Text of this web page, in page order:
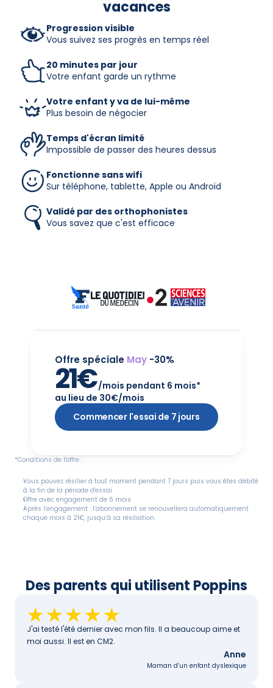
vacances
Progression visible
Vous suivez ses progrès en temps réel
20 minutes par jour
Votre enfant garde un rythme
Votre enfant y va de lui-même
Plus besoin de négocier
Temps d'écran limité
Impossible de passer des heures dessus
Fonctionne sans wifi
Sur téléphone, tablette, Apple ou Android
Validé par des orthophonistes
Vous savez que c'est efficace
Offre spéciale May -30%
au lieu de 30€/mois
21€ /mois pendant 6 mois*
Commencer l'essai de 7 jours
*Conditions de l'offre :
Vous pouvez résilier à tout moment pendant 7 jours puis vous êtes débité
à la fin de la période d'essai
Offre avec engagement de 6 mois
Après l’engagement : l’abonnement se renouvellera automatiquement
chaque mois à 21€, jusqu’à sa résiliation.
Des parents qui utilisent Poppins
J'ai testé l'été dernier avec mon fils. Il a beaucoup aime et
moi aussi. Il est en CM2.
Anne
Maman d’un enfant dyslexique